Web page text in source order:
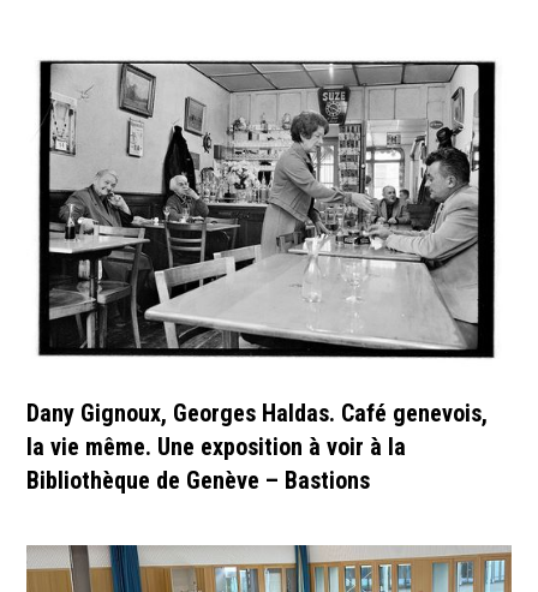
Dany Gignoux, Georges Haldas. Café genevois,
la vie même. Une exposition à voir à la
Bibliothèque de Genève – Bastions